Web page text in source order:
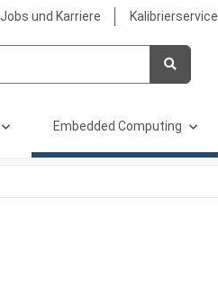
Jobs und Karriere Kalibrierservice
Embedded Computing